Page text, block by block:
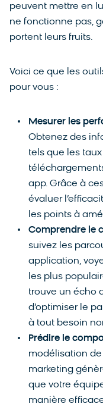
peuvent mettre en
ne fonctionne pas,
portent leurs fruits.
Voici ce que les
pour vous :
Mesurer les
Obtenez des
tels que les taux
app. Grâce à
évaluer
les points à
Comprendre le
suivez les
application,
les plus
trouve un écho
d’optimiser le
à tout besoin
Prédire le
modélisation de
marketing
que votre
manière